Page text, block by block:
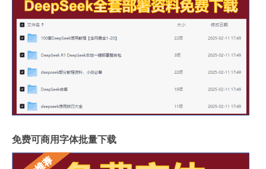
免费可商用字体批量下载